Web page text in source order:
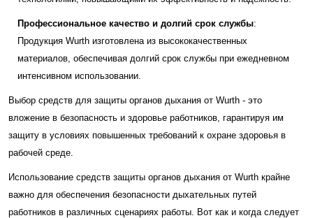
Профессиональное качество и долгий срок службы:
Продукция Wurth изготовлена из высококачественных
материалов, обеспечивая долгий срок службы при ежедневном
интенсивном использовании.
Выбор средств для защиты органов дыхания от Wurth - это
вложение в безопасность и здоровье работников, гарантируя им
защиту в условиях повышенных требований к охране здоровья в
рабочей среде.
Использование средств защиты органов дыхания от Wurth крайне
важно для обеспечения безопасности дыхательных путей
работников в различных сценариях работы. Вот как и когда следует